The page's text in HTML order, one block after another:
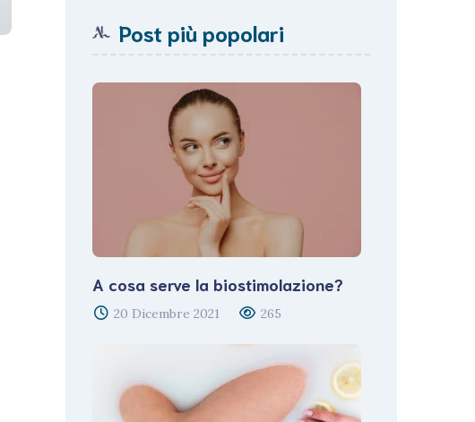
Post più popolari
A cosa serve la biostimolazione?
20 Dicembre 2021 265